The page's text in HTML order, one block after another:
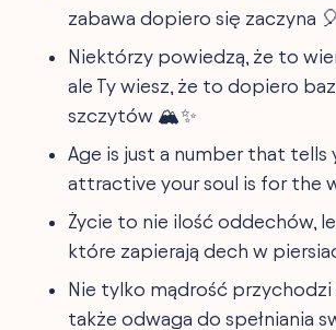
zabawa dopiero się zaczyna
Niektórzy powiedzą, że to
ale Ty wiesz, że to dopiero
szczytów 🏔️✨
Age is just a number that tells
attractive your soul is for the
Życie to nie ilość oddechów,
które zapierają dech w
Nie tylko mądrość przychodzi
także odwaga do spełniania